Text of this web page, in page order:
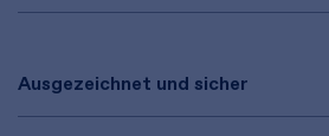
Ausgezeichnet und sicher